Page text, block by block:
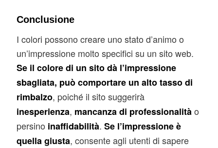
Conclusione
I colori possono creare uno stato d’animo o
un’impressione molto specifici su un sito web.
Se il colore di un sito dà l’impressione
sbagliata, può comportare un alto tasso di
rimbalzo, poiché il sito suggerirà
inesperienza, mancanza di professionalità o
persino inaffidabilità. Se l’impressione è
quella giusta, consente agli utenti di sapere